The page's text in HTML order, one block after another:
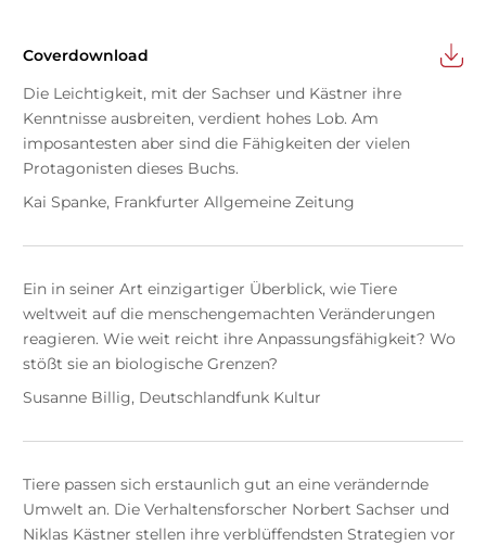
Coverdownload
Die Leichtigkeit, mit der Sachser und Kästner ihre
Kenntnisse ausbreiten, verdient hohes Lob. Am
imposantesten aber sind die Fähigkeiten der vielen
Protagonisten dieses Buchs.
Kai Spanke, Frankfurter Allgemeine Zeitung
Ein in seiner Art einzigartiger Überblick, wie Tiere
weltweit auf die menschengemachten Veränderungen
reagieren. Wie weit reicht ihre Anpassungsfähigkeit? Wo
stößt sie an biologische Grenzen?
Susanne Billig, Deutschlandfunk Kultur
Tiere passen sich erstaunlich gut an eine verändernde
Umwelt an. Die Verhaltensforscher Norbert Sachser und
Niklas Kästner stellen ihre verblüffendsten Strategien vor